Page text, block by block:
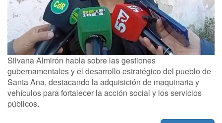
Silvana Almirón habla sobre las gestiones
gubernamentales y el desarrollo estratégico del pueblo de
Santa Ana, destacando la adquisición de maquinaria y
vehículos para fortalecer la acción social y los servicios
públicos.